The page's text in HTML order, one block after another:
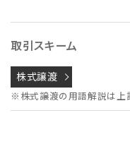
取引スキーム
株式譲渡
※株式譲渡の用語解説は上